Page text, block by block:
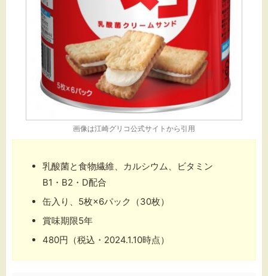
画像は江崎グリコ公式サイト から引用
乳酸菌と食物繊維、カルシウム、ビタミン
B1・B2・D配合
缶入り、5枚×6パック（30枚）
賞味期限5年
480円（税込・2024.1.10時点）